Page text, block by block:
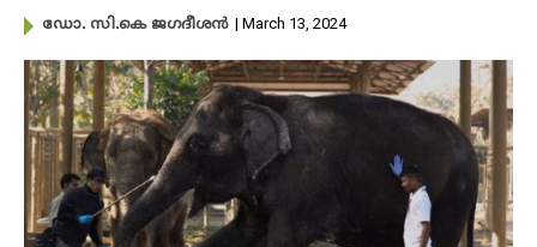
ഡോ. സി.കെ ജഗദീശന്‍ | March 13, 2024